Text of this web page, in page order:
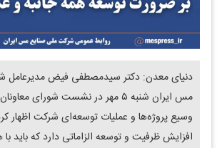
دنیای معدن: دکتر سیدمصطفی فیض مدیرعامل
مس ایران شنبه ۵ مهر در نشست شورای
وسیع پروژه‌ها و عملیات توسعه‌ای شرکت اظهار
افزایش ظرفیت و توسعه الزاماتی دارد که باید